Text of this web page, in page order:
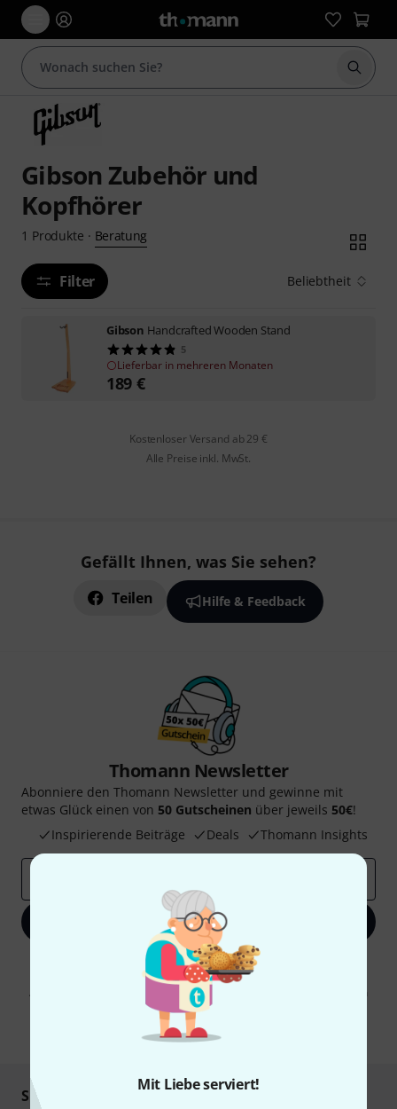
Mit Liebe serviert!
Suche
Gibson Zubehör und
Kopfhörer
1 Produkte · Beratung
Filter Beliebtheit
Gibson Handcrafted Wooden Stand
5
Lieferbar in mehreren Monaten
189 €
Kostenloser Versand ab 29 €
Alle Preise inkl. MwSt.
Gefällt Ihnen, was Sie sehen?
Teilen Hilfe & Feedback
Thomann Newsletter
Abonniere den Thomann Newsletter und gewinne mit
etwas Glück einen von 50 Gutscheinen über jeweils 50€!
Inspirierende Beiträge
Deals Thomann Insights
Jetzt anmelden
Mit Klick auf „Jetzt anmelden“ stimmen Sie dem Erhalt von E-Mail-
Werbung und einer Messung des E-Mail-Nutzungsverhaltens zu. Die
Abmeldung ist jederzeit möglich. Weitere Informationen finden Sie in
unseren
Datenschutzhinweisen
* Pflichtfeld
Sicher einkaufen & bezahlen